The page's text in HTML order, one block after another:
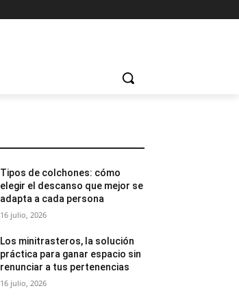
Tipos de colchones: cómo
elegir el descanso que mejor se
adapta a cada persona
16 julio, 2026
Los minitrasteros, la solución
práctica para ganar espacio sin
renunciar a tus pertenencias
16 julio, 2026